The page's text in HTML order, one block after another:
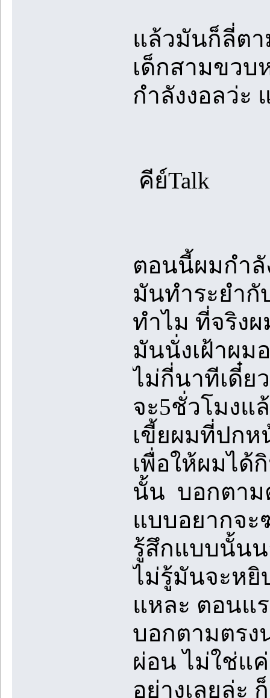
แล้วมันก็ลี่ตา
เด็กสามขวบ
กำลังงอลว่ะ
คีย์Talk
ตอนนี้ผมกำลั
มันทำระยำกั
ทำไม ที่จริง
มันนั่งเฝ้าผม
ไม่กี่นาทีเดี๋ย
จะ5ชั่วโมงแ
เขี้ยผมที่ปกห
เพื่อให้ผมไ
นั้น บอกตาม
แบบอยากจะ
รู้สึกแบบนั้น
ไม่รู้มันจะห
แหละ ตอนแ
บอกตามตรง
ผ่อน ไม่ใช่แ
อย่างเลยล่ะ